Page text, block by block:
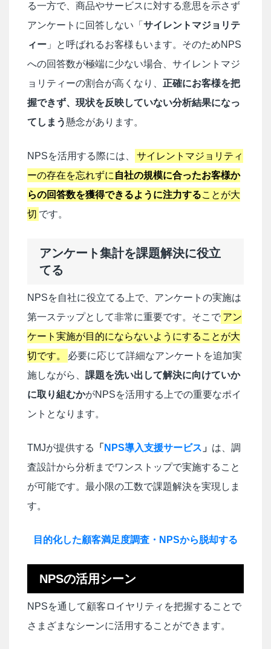
る一方で、商品やサービスに対する意思を示さず
アンケートに回答しない「 サイレントマジョリテ
ィー 」と呼ばれるお客様もいます。そのためNPS
への回答数が極端に少ない場合、サイレントマジ
ョリティーの割合が高くなり、 正確にお客様を把
握できず、現状を反映していない分析結果になっ
てしまう懸念があります。
NPSを活用する際には、
サイレントマジョリティ
ーの存在を忘れずに 自社の規模に合ったお客様か
らの回答数を獲得できるように注力することが大
切 です。
アンケート集計を課題解決に役立
てる
NPSを自社に役立てる上で、アンケートの実施は
第一ステップとして非常に重要です。そこで アン
ケート実施が目的にならないようにすることが大
切です。
必要に応じて詳細なアンケートを追加実
施しながら、 課題を洗い出して解決に向けていか
に取り組むかがNPSを活用する上での重要なポイ
ントとなります。
TMJが提供する 「 NPS導入支援サービス 」 は、調
査設計から分析までワンストップで実施すること
が可能です。最小限の工数で課題解決を実現しま
す。
目的化した顧客満足度調査・NPSから脱却する
NPSの活用シーン
NPSを通して顧客ロイヤリティを把握することで
さまざまなシーンに活用することができます。